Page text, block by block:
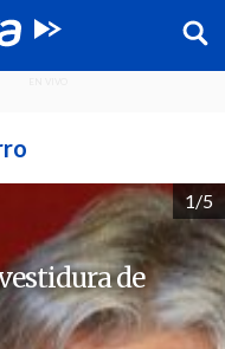
1/5
de